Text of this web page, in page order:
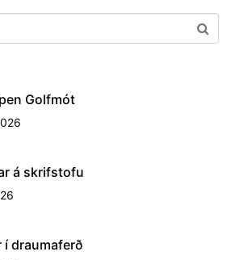
Golfmót
á skrifstofu
draumaferð